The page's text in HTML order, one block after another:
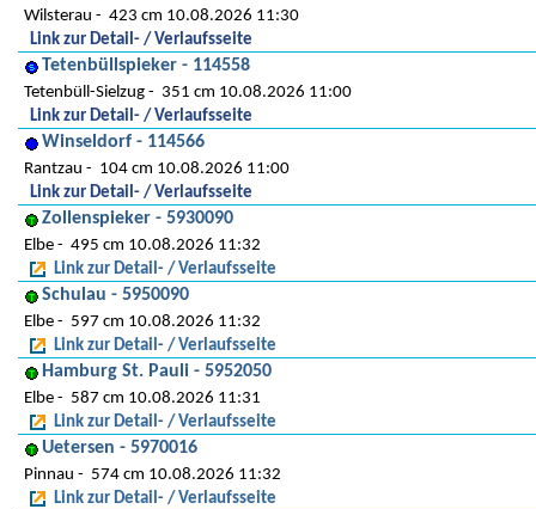
Wilsterau
423 cm 10.08.2026 11:30
Link zur Detail- / Verlaufsseite
Tetenbüllspieker - 114558
Tetenbüll-Sielzug
351 cm 10.08.2026 11:00
Link zur Detail- / Verlaufsseite
Winseldorf - 114566
Rantzau
104 cm 10.08.2026 11:00
Link zur Detail- / Verlaufsseite
Zollenspieker - 5930090
Elbe
495 cm 10.08.2026 11:32
Link zur Detail- / Verlaufsseite
Schulau - 5950090
Elbe
597 cm 10.08.2026 11:32
Link zur Detail- / Verlaufsseite
Hamburg St. Pauli - 5952050
Elbe
587 cm 10.08.2026 11:31
Link zur Detail- / Verlaufsseite
Uetersen - 5970016
Pinnau
574 cm 10.08.2026 11:32
Link zur Detail- / Verlaufsseite